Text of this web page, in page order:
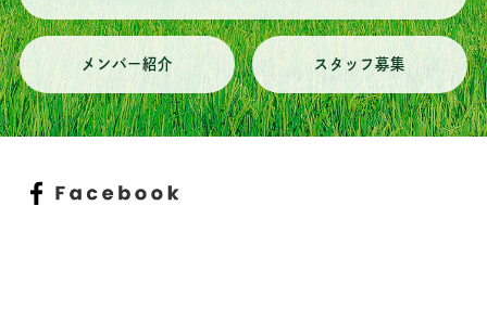
メンバー紹介 スタッフ募集